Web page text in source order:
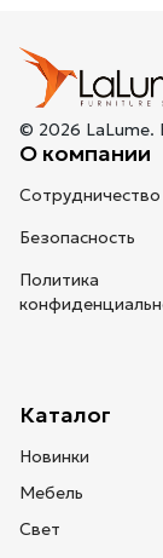
© 2026 LaLume.
О компании
Сотрудничество
Безопасность
Политика
Каталог
Новинки
Мебель
Свет